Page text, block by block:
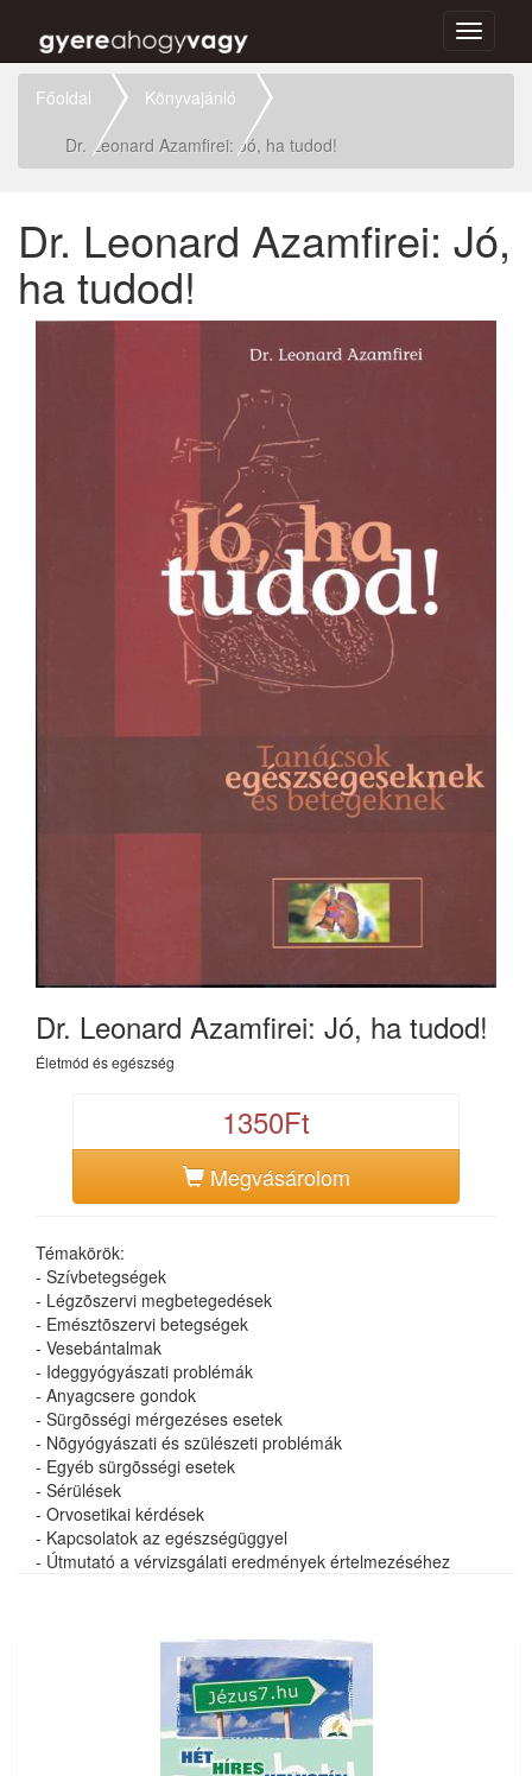
Toggle
Főoldal
Könyvajánló
Dr. Leonard Azamfirei: Jó, ha tudod!
Dr. Leonard Azamfirei: Jó,
ha tudod!
Dr. Leonard Azamfirei: Jó, ha tudod!
Életmód és egészség
1350Ft
Megvásárolom
Témakörök:
- Szívbetegségek
- Légzõszervi megbetegedések
- Emésztõszervi betegségek
- Vesebántalmak
- Ideggyógyászati problémák
- Anyagcsere gondok
- Sürgõsségi mérgezéses esetek
- Nõgyógyászati és szülészeti problémák
- Egyéb sürgõsségi esetek
- Sérülések
- Orvosetikai kérdések
- Kapcsolatok az egészségüggyel
- Útmutató a vérvizsgálati eredmények értelmezéséhez